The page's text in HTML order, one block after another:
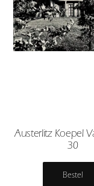
Austerlitz Koepel
30
Bestel